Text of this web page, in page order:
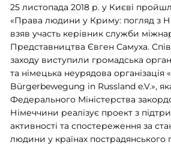
25 листопада 2018 р. у Києві
«Права людини у Криму: погляд з
взяв участь керівник служби
Представництва Євген Самуха.
заходу виступили громадська
та німецька неурядова
Bürgerbewegung in Russland e.V.»,
Федерального Міністерства
Німеччини реалізує проект з
активності та спостереження за
людини у країнах пострадянського